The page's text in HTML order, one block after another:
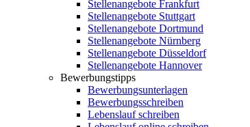
Stellenangebote Frankfurt
Stellenangebote Stuttgart
Stellenangebote Dortmund
Stellenangebote Nürnberg
Stellenangebote Düsseldorf
Stellenangebote Hannover
Bewerbungstipps
Bewerbungsunterlagen
Bewerbungsschreiben
Lebenslauf schreiben